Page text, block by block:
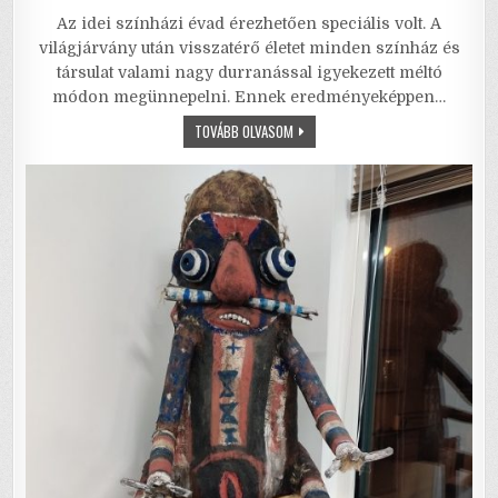
c
e
b
k
it
te
r
ai
l
ai
l
at
s
A
p
ar
e
Az idei színházi évad érezhetően speciális volt. A
világjárvány után visszatérő életet minden színház és
társulat valami nagy durranással igyekezett méltó
módon megünnepelni. Ennek eredményeképpen…
TOVÁBB OLVASOMKABARÉ
–
ÉRTELEMBEN